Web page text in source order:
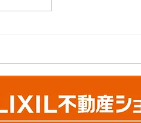
ラッソ』グレードアップ
ンペーン